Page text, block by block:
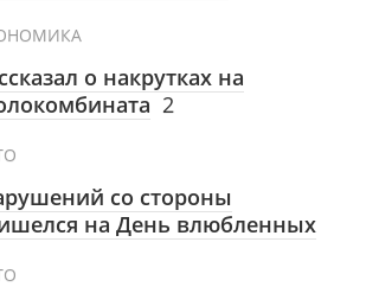
о накрутках на
2
со стороны
на День влюбленных